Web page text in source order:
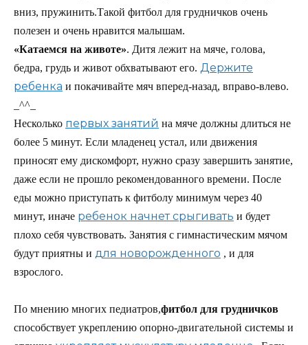
вниз, пружинить.Такой фитбол для грудничков очень
полезен и очень нравится малышам.
«Катаемся на животе». Дитя лежит на мяче, голова,
бедра, грудь и живот обхватывают его. Держите
ребенка и покачивайте мяч вперед-назад, вправо-влево.
_^^_
Несколько первых занятий на мяче должны длиться не
более 5 минут. Если младенец устал, или движения
приносят ему дискомфорт, нужно сразу завершить занятие,
даже если не прошло рекомендованного времени. После
еды можно приступать к фитболу минимум через 40
минут, иначе ребенок начнет срыгивать и будет
плохо себя чувствовать. Занятия с гимнастическим мячом
будут приятны и для новорожденного , и для
взрослого.
По мнению многих педиатров,фитбол для грудничков
способствует укреплению опорно-двигательной системы и